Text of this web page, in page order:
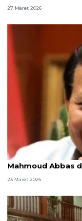
27 Maret 2026
Momen Lebaran,
Mahmoud Abbas
23 Maret 2026